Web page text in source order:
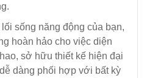
sống năng động của bạn,
hoàn hảo cho việc diện
sở hữu thiết kế hiện đại
dàng phối hợp với bất kỳ